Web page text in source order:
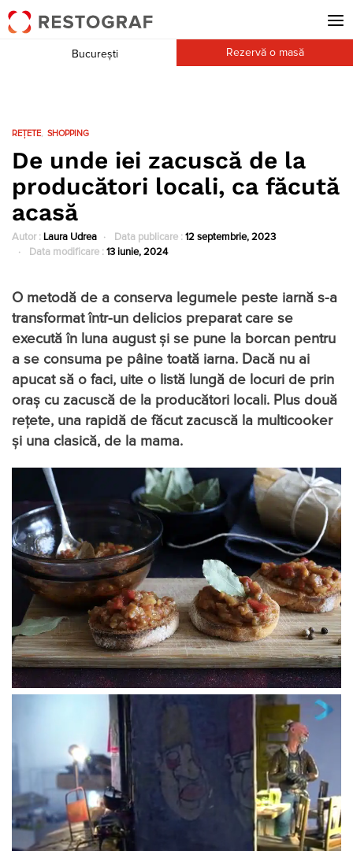
București Rezervă o masă
REȚETE SHOPPING
De unde iei zacuscă de la
producători locali, ca făcută
acasă
Autor : Laura Udrea Data publicare : 12 septembrie, 2023
Data modificare : 13 iunie, 2024
O metodă de a conserva legumele peste iarnă s-a
transformat într-un delicios preparat care se
execută în luna august și se pune la borcan pentru
a se consuma pe pâine toată iarna. Dacă nu ai
apucat să o faci, uite o listă lungă de locuri de prin
oraș cu zacuscă de la producători locali. Plus două
rețete, una rapidă de făcut zacuscă la multicooker
și una clasică, de la mama.